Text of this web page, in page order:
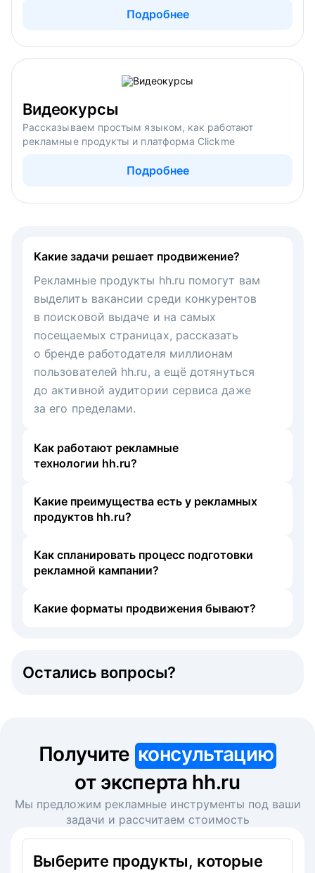
Подробнее
Видеокурсы
Рассказываем простым языком, как работают
рекламные продукты и платформа Clickme
Подробнее
Какие задачи решает продвижение?
Рекламные продукты hh.ru помогут вам
выделить вакансии среди конкурентов
в поисковой выдаче и на самых
посещаемых страницах, рассказать
о бренде работодателя миллионам
пользователей hh.ru, а ещё дотянуться
до активной аудитории сервиса даже
за его пределами.
Как работают рекламные
технологии hh.ru?
Какие преимущества есть у рекламных
продуктов hh.ru?
Как спланировать процесс подготовки
рекламной кампании?
Какие форматы продвижения бывают?
Остались вопросы?
Получите консультацию
от эксперта hh.ru
Мы предложим рекламные инструменты под ваши
задачи и рассчитаем стоимость
Выберите продукты, которые